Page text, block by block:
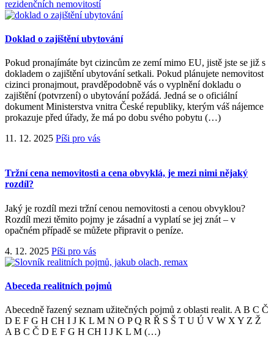
rezidenčních nemovitostí
Doklad o zajištění ubytování
Pokud pronajímáte byt cizincům ze zemí mimo EU, jistě jste se již s
dokladem o zajištění ubytování setkali. Pokud plánujete nemovitost
cizinci pronajmout, pravděpodobně vás o vyplnění dokladu o
zajištění (potvrzení) o ubytování požádá. Jedná se o oficiální
dokument Ministerstva vnitra České republiky, kterým váš nájemce
prokazuje před úřady, že má po dobu svého pobytu (…)
11. 12. 2025 Píši pro vás
Tržní cena nemovitosti a cena obvyklá, je mezi nimi nějaký
rozdíl?
Jaký je rozdíl mezi tržní cenou nemovitosti a cenou obvyklou?
Rozdíl mezi těmito pojmy je zásadní a vyplatí se jej znát – v
opačném případě se můžete připravit o peníze.
4. 12. 2025 Píši pro vás
Abeceda realitních pojmů
Abecedně řazený seznam užitečných pojmů z oblasti realit. A B C Č
D E F G H CH I J K L M N O P Q R Ř S Š T U Ú V W X Y Z Ž
A B C Č D E F G H CH I J K L M (…)